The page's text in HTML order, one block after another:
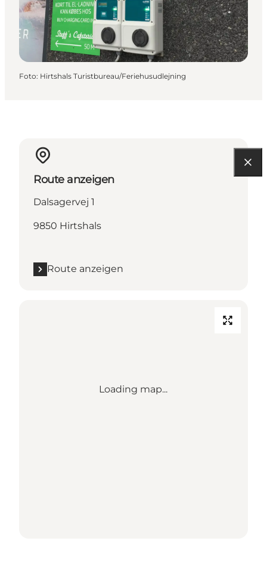
Foto: Hirtshals Turistbureau/Feriehusudlejning
Route anzeigen
Dalsagervej 1
9850 Hirtshals
Route anzeigen
Loading map...